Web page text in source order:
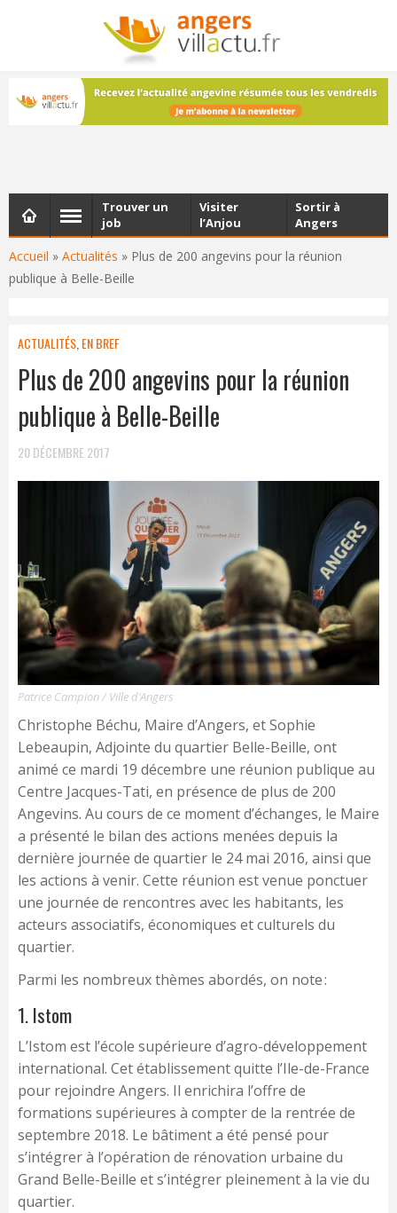
NEWSLETTER
Les dernières actualités d'Angers, chaque vendredi dans
votre boîte e-mail
Accueil » Actualités » Plus de 200 angevins pour la réunion
publique à Belle-Beille
Trouver un
job
Visiter
l’Anjou
Sortir à
Angers
ACTUALITÉS EN BREF
Plus de 200 angevins pour la réunion
publique à Belle-Beille
20 DÉCEMBRE 2017
Patrice Campion / Ville d’Angers
Christophe Béchu, Maire d’Angers, et Sophie
Lebeaupin, Adjointe du quartier Belle-Beille, ont
animé ce mardi 19 décembre une réunion publique au
Centre Jacques-Tati, en présence de plus de 200
Angevins. Au cours de ce moment d’échanges, le Maire
a présenté le bilan des actions menées depuis la
dernière journée de quartier le 24 mai 2016, ainsi que
les actions à venir. Cette réunion est venue ponctuer
une journée de rencontres avec les habitants, les
acteurs associatifs, économiques et culturels du
quartier.
Parmi les nombreux thèmes abordés, on note :
1. Istom
L’Istom est l’école supérieure d’agro-développement
international. Cet établissement quitte l’Ile-de-France
pour rejoindre Angers. Il enrichira l’offre de
formations supérieures à compter de la rentrée de
septembre 2018. Le bâtiment a été pensé pour
s’intégrer à l’opération de rénovation urbaine du
Grand Belle-Beille et s’intégrer pleinement à la vie du
quartier.